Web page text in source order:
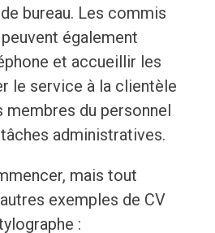
bureau. Les commis
également
et accueillir les
le service à la clientèle
membres du personnel
administratives.
mais tout
exemples de CV
: